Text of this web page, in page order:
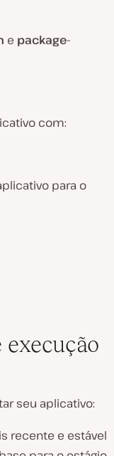
e package-
com:
para o
seu aplicativo:
recente e estável